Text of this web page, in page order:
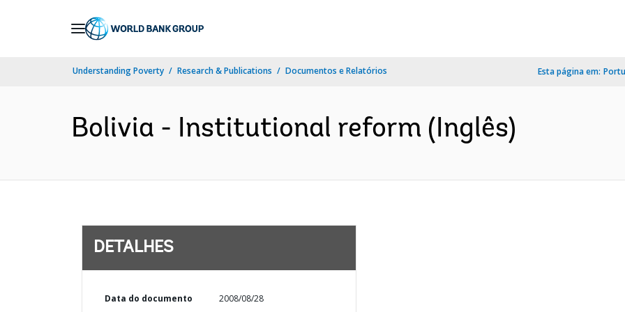
Understanding Poverty Research & Publications Documentos e Relatórios Esta página em:
Bolivia - Institutional reform (Inglês)
DETALHES
Data do documento 2008/08/28